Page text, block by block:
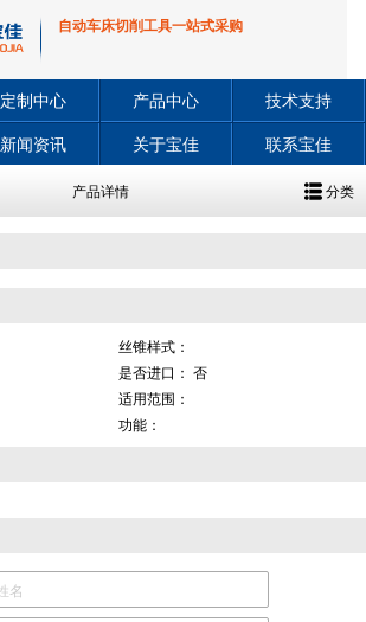
自动车床切削工具一站式采购
定制中心 产品中心
技术支持
新闻资讯 关于宝佳 联系宝佳
产品详情 分类
丝锥样式：
是否进口： 否
适用范围：
功能：